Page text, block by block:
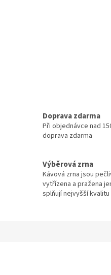
Doprava zdarma
Při objednávce nad
doprava zdarma
Výběrová zrna
Kávová zrna jsou
vytřízena a pražena
splňují nejvyšší kvalitu